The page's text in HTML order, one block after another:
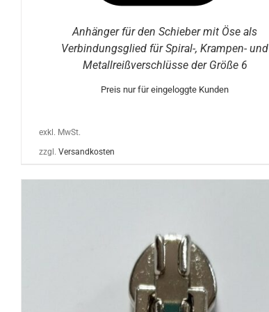
Anhänger für den Schieber mit Öse als
Verbindungsglied für Spiral-, Krampen- und
Metallreißverschlüsse der Größe 6
Preis nur für eingeloggte Kunden
exkl. MwSt.
zzgl. Versandkosten